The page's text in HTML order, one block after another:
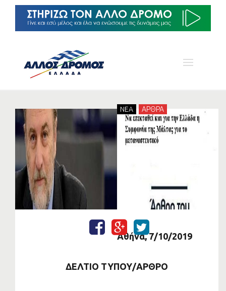
NEA ΑΡΘΡΑ
Αθήνα, 7/10/2019
ΔΕΛΤΙΟ ΤΥΠΟΥ/ΑΡΘΡΟ